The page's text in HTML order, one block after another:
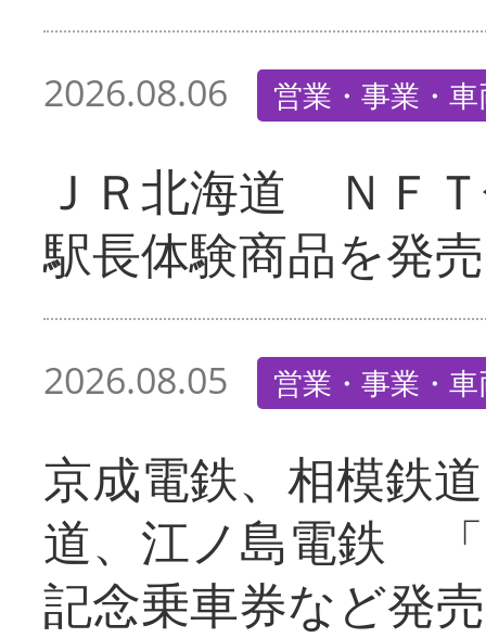
2026.08.06 営業・事業・
ＪＲ北海道 ＮＦ
駅長体験商品を発売
2026.08.05 営業・事業・
京成電鉄、相模鉄
道、江ノ島電鉄
記念乗車券など発売